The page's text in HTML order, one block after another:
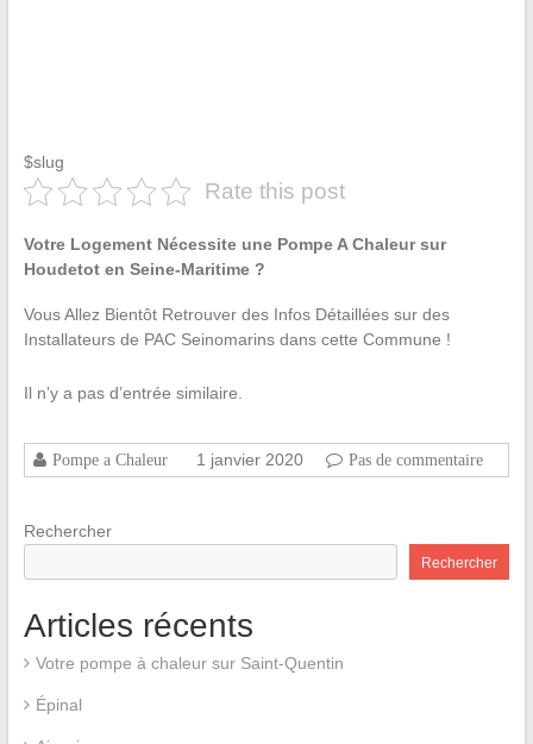
$slug
Rate this post
Votre Logement Nécessite une Pompe A Chaleur sur
Houdetot en Seine-Maritime ?
Vous Allez Bientôt Retrouver des Infos Détaillées sur des
Installateurs de PAC Seinomarins dans cette Commune !
Il n’y a pas d’entrée similaire.
Pompe a Chaleur 1 janvier 2020 Pas de commentaire
Rechercher
Rechercher
Articles récents
Votre pompe à chaleur sur Saint-Quentin
Épinal